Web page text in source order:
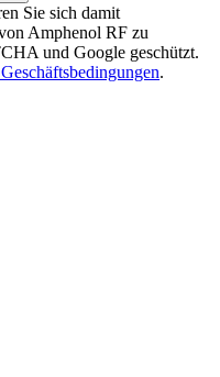
Sie sich damit
Amphenol RF zu
und Google geschützt.
.